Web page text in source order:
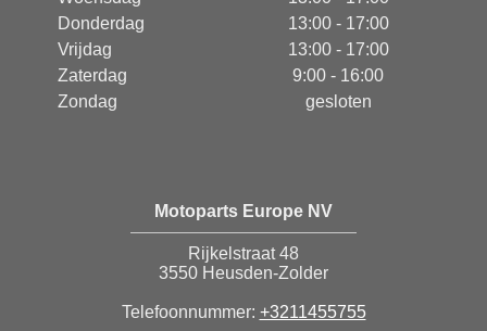
Donderdag
13:00 - 17:00
Vrijdag
13:00 - 17:00
Zaterdag
9:00 - 16:00
Zondag
gesloten
Motoparts Europe NV
Rijkelstraat 48
3550 Heusden-Zolder
Telefoonnummer: +3211455755